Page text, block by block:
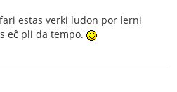
estas verki ludon por lerni
eĉ pli da tempo.